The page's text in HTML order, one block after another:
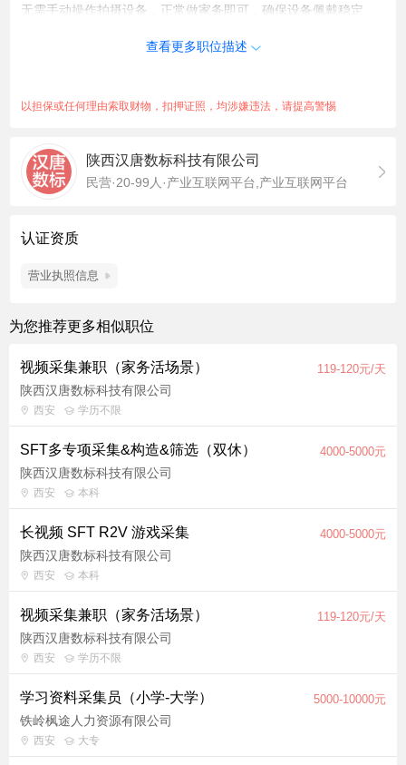
无需手动操作拍摄设备，正常做家务即可，确保设备佩戴稳定、
覆盖场景：客厅、厨房、卧室、卫生间等居家日常家务场景；
做事踏实细心，配合拍摄要求，保障采集质量；
自然上镜，接受居家实景拍摄，配合度高。
结算：完工 1-2 天验收，通过即刻结算，绝不拖欠。
【工作说明】
居家可做，时间自由，稳定靠谱，适合长期兼职。
查看更多职位描述
以担保或任何理由索取财物，扣押证照，均涉嫌违法，请提高警惕
陕西汉唐数标科技有限公司
民营·20-99人·产业互联网平台,产业互联网平台
认证资质
营业执照信息
为您推荐更多相似职位
视频采集兼职（家务活场景） 119-120元/天
陕西汉唐数标科技有限公司
西安 学历不限
SFT多专项采集&构造&筛选（双休） 4000-5000元
陕西汉唐数标科技有限公司
西安 本科
长视频 SFT R2V 游戏采集 4000-5000元
陕西汉唐数标科技有限公司
西安 本科
视频采集兼职（家务活场景） 119-120元/天
陕西汉唐数标科技有限公司
西安 学历不限
学习资料采集员（小学-大学） 5000-10000元
铁岭枫途人力资源有限公司
西安 大专